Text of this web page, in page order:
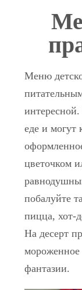
Меню
еде и могут
цветочком
побалуйте
пицца, хот-
На десерт
мороженное
фантазии.